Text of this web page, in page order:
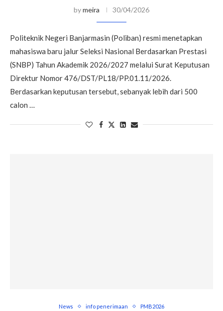
bymeira 30/04/2026
Politeknik Negeri Banjarmasin (Poliban) resmi menetapkan
mahasiswa baru jalur Seleksi Nasional Berdasarkan Prestasi
(SNBP) Tahun Akademik 2026/2027 melalui Surat Keputusan
Direktur Nomor 476/DST/PL18/PP.01.11/2026.
Berdasarkan keputusan tersebut, sebanyak lebih dari 500
calon …
News info penerimaan PMB2026